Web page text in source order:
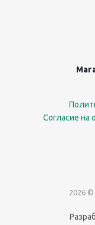
2026 ©
Согласие на